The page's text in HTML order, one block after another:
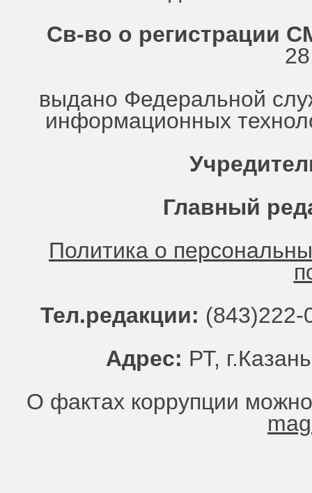
Св-во о регистрации
выдано Федеральной
информационных
Главный
Политика о
Тел.редакции:
Адрес: РТ,
О фактах коррупции